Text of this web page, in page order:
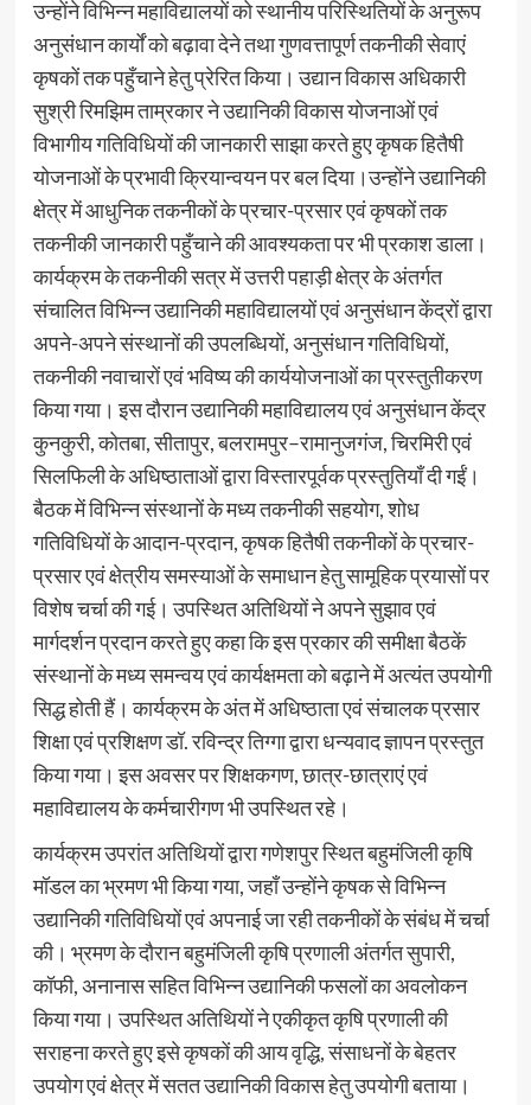
उन्होंने विभिन्न महाविद्यालयों को स्थानीय परिस्थितियों के अनुरूप
अनुसंधान कार्यों को बढ़ावा देने तथा गुणवत्तापूर्ण तकनीकी सेवाएं
कृषकों तक पहुँचाने हेतु प्रेरित किया। उद्यान विकास अधिकारी
सुश्री रिमझिम ताम्रकार ने उद्यानिकी विकास योजनाओं एवं
विभागीय गतिविधियों की जानकारी साझा करते हुए कृषक हितैषी
योजनाओं के प्रभावी क्रियान्वयन पर बल दिया।उन्होंने उद्यानिकी
क्षेत्र में आधुनिक तकनीकों के प्रचार-प्रसार एवं कृषकों तक
तकनीकी जानकारी पहुँचाने की आवश्यकता पर भी प्रकाश डाला।
कार्यक्रम के तकनीकी सत्र में उत्तरी पहाड़ी क्षेत्र के अंतर्गत
संचालित विभिन्न उद्यानिकी महाविद्यालयों एवं अनुसंधान केंद्रों द्वारा
अपने-अपने संस्थानों की उपलब्धियों, अनुसंधान गतिविधियों,
तकनीकी नवाचारों एवं भविष्य की कार्ययोजनाओं का प्रस्तुतीकरण
किया गया। इस दौरान उद्यानिकी महाविद्यालय एवं अनुसंधान केंद्र
कुनकुरी, कोतबा, सीतापुर, बलरामपुर–रामानुजगंज, चिरमिरी एवं
सिलफिली के अधिष्ठाताओं द्वारा विस्तारपूर्वक प्रस्तुतियाँ दी गईं।
बैठक में विभिन्न संस्थानों के मध्य तकनीकी सहयोग, शोध
गतिविधियों के आदान-प्रदान, कृषक हितैषी तकनीकों के प्रचार-
प्रसार एवं क्षेत्रीय समस्याओं के समाधान हेतु सामूहिक प्रयासों पर
विशेष चर्चा की गई। उपस्थित अतिथियों ने अपने सुझाव एवं
मार्गदर्शन प्रदान करते हुए कहा कि इस प्रकार की समीक्षा बैठकें
संस्थानों के मध्य समन्वय एवं कार्यक्षमता को बढ़ाने में अत्यंत उपयोगी
सिद्ध होती हैं। कार्यक्रम के अंत में अधिष्ठाता एवं संचालक प्रसार
शिक्षा एवं प्रशिक्षण डॉ. रविन्द्र तिग्गा द्वारा धन्यवाद ज्ञापन प्रस्तुत
किया गया। इस अवसर पर शिक्षकगण, छात्र-छात्राएं एवं
महाविद्यालय के कर्मचारीगण भी उपस्थित रहे।
कार्यक्रम उपरांत अतिथियों द्वारा गणेशपुर स्थित बहुमंजिली कृषि
मॉडल का भ्रमण भी किया गया, जहाँ उन्होंने कृषक से विभिन्न
उद्यानिकी गतिविधियों एवं अपनाई जा रही तकनीकों के संबंध में चर्चा
की। भ्रमण के दौरान बहुमंजिली कृषि प्रणाली अंतर्गत सुपारी,
कॉफी, अनानास सहित विभिन्न उद्यानिकी फसलों का अवलोकन
किया गया। उपस्थित अतिथियों ने एकीकृत कृषि प्रणाली की
सराहना करते हुए इसे कृषकों की आय वृद्धि, संसाधनों के बेहतर
उपयोग एवं क्षेत्र में सतत उद्यानिकी विकास हेतु उपयोगी बताया।